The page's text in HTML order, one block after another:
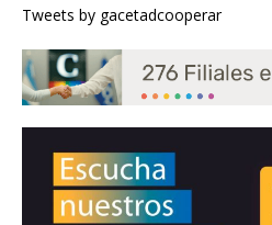
Tweets by gacetadcooperar